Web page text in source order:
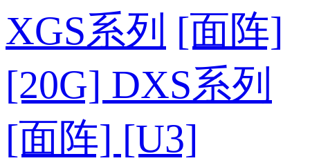
XGS系列 [面阵]
[20G] DXS系列
[面阵] [U3]